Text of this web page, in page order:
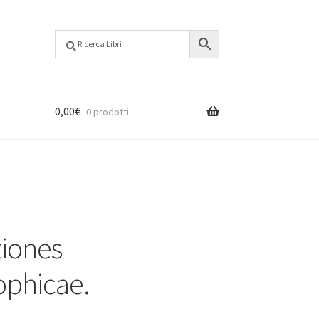
0,00€ 0 prodotti